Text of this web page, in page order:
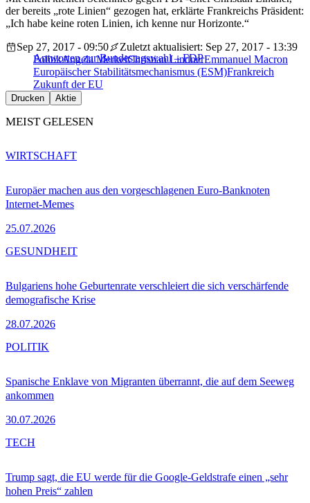
der bereits „rote Linien“ gezogen hat, erklärte Frankreichs Präsident:
„Ich habe keine roten Linien, ich kenne nur Horizonte.“
Antworten zur Bundestagswahl – FDP
Sep 27, 2017 - 09:50
Zuletzt aktualisiert: Sep 27, 2017 - 13:39
PolitikAngela MerkelChristian LindnerEmmanuel Macron
Europäischer Stabilitätsmechanismus (ESM)Frankreich
Zukunft der EU
Drucken Aktie
MEIST GELESEN
Europäer machen aus den vorgeschlagenen Euro-Banknoten
Internet-Memes
25.07.2026
WIRTSCHAFT
Bulgariens hohe Geburtenrate verschleiert die sich verschärfende
demografische Krise
28.07.2026
GESUNDHEIT
Spanische Enklave von Migranten überrannt, die auf dem Seeweg
ankommen
30.07.2026
POLITIK
Trump sagt, die EU werde für die Google-Geldstrafe einen „sehr
hohen Preis“ zahlen
TECH